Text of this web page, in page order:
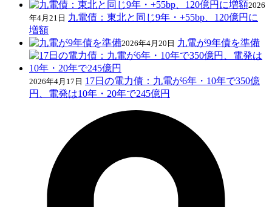
2026
年4月21日 九電債：東北と同じ9年・+55bp、120億円に
増額
2026年4月20日 九電が9年債を準備
2026年4月17日 17日の電力債：九電が6年・10年で350億
円、電発は10年・20年で245億円